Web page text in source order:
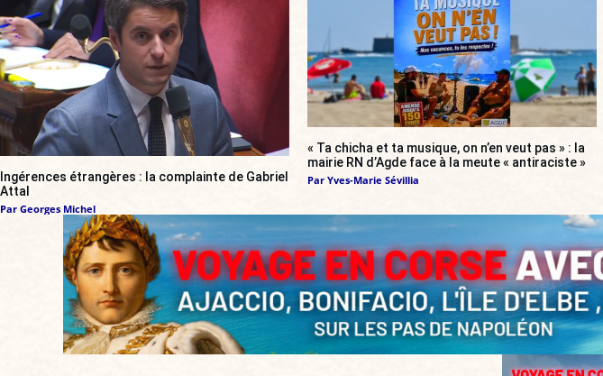
Ingérences étrangères : la complainte de Gabriel
Attal
Par Georges Michel
« Ta chicha et ta musique, on n’en veut pas » : la
mairie RN d’Agde face à la meute « antiraciste »
Par Yves-Marie Sévillia